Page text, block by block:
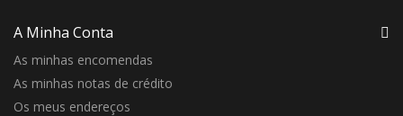
A Minha Conta
As minhas encomendas
As minhas notas de crédito
Os meus endereços